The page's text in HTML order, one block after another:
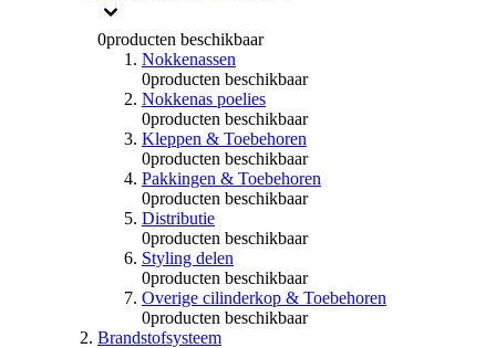
0producten beschikbaar
Nokkenassen
0producten beschikbaar
Nokkenas poelies
0producten beschikbaar
Kleppen & Toebehoren
0producten beschikbaar
Pakkingen & Toebehoren
0producten beschikbaar
Distributie
0producten beschikbaar
Styling delen
0producten beschikbaar
Overige cilinderkop & Toebehoren
0producten beschikbaar
Brandstofsysteem